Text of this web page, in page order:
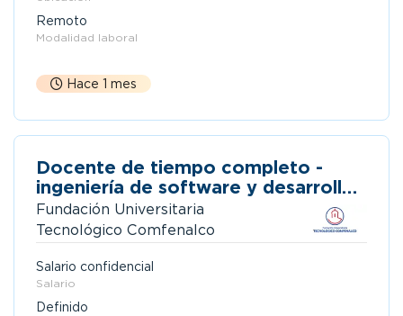
Remoto
Modalidad laboral
Hace 1 mes
Docente de tiempo completo -
ingeniería de software y desarrollo
de software
Fundación Universitaria
Tecnológico Comfenalco
Salario confidencial
Salario
Definido